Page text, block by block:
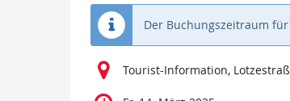
Der Buchungszeitraum
Tourist-Information,